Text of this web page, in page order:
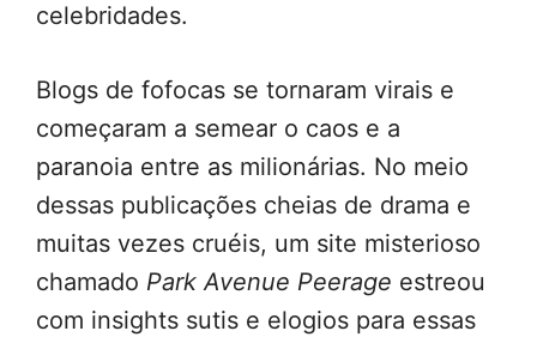
celebridades.
Blogs de fofocas se tornaram virais e
começaram a semear o caos e a
paranoia entre as milionárias. No meio
dessas publicações cheias de drama e
muitas vezes cruéis, um site misterioso
chamado Park Avenue Peerage estreou
com insights sutis e elogios para essas